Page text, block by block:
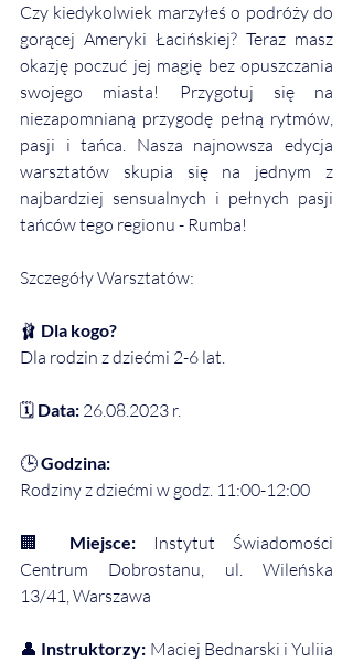
Czy kiedykolwiek marzyłeś o podróży do
gorącej Ameryki Łacińskiej? Teraz masz
okazję poczuć jej magię bez opuszczania
swojego miasta! Przygotuj się na
niezapomnianą przygodę pełną rytmów,
pasji i tańca. Nasza najnowsza edycja
warsztatów skupia się na jednym z
najbardziej sensualnych i pełnych pasji
tańców tego regionu - Rumba!
Szczegóły Warsztatów:
🩰 Dla kogo?
Dla rodzin z dziećmi 2-6 lat.
🗓️ Data: 26.08.2023 r.
🕒 Godzina:
Rodziny z dziećmi w godz. 11:00-12:00
🏢 Miejsce: Instytut Świadomości
Centrum Dobrostanu, ul. Wileńska
13/41, Warszawa
👤 Instruktorzy: Maciej Bednarski i Yuliia